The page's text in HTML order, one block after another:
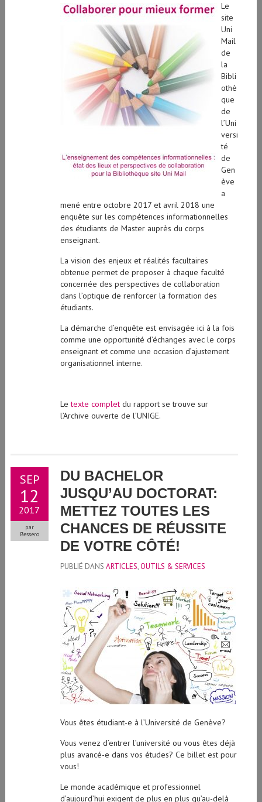
Le
site
Uni
Mail
de
la
Bibli
othè
que
de
l’Uni
versi
té
de
Gen
ève
a
mené entre octobre 2017 et avril 2018 une
enquête sur les compétences informationnelles
des étudiants de Master auprès du corps
enseignant.
La vision des enjeux et réalités facultaires
obtenue permet de proposer à chaque faculté
concernée des perspectives de collaboration
dans l’optique de renforcer la formation des
étudiants.
La démarche d’enquête est envisagée ici à la fois
comme une opportunité d’échanges avec le corps
enseignant et comme une occasion d’ajustement
organisationnel interne.
Letexte completdu rapport se trouve sur
l’Archive ouverte de l’UNIGE.
SEP
12
2017
par
Bessero
DU BACHELOR
JUSQU’AU DOCTORAT:
METTEZ TOUTES LES
CHANCES DE RÉUSSITE
DE VOTRE CÔTÉ!
PUBLIÉ DANS ARTICLES,OUTILS & SERVICES
Vous êtes étudiant-e à l’Université de Genève?
Vous venez d’entrer l’université ou vous êtes déjà
plus avancé-e dans vos études? Ce billet est pour
vous!
Le monde académique et professionnel
d’aujourd’hui exigent de plus en plus qu’au-delà